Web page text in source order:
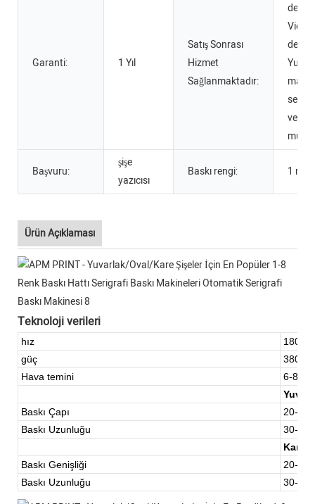
Garanti: 1 Yıl
Satış Sonrası
Hizmet
Sağlanmaktadır:
servis
Başvuru:
şişe
yazıcısı
Baskı rengi: 1 renk
Ürün Açıklaması
Teknoloji verileri
hız
1800-
güç
380V,
Hava temini
6-8Bar
Baskı Çapı
20-
Baskı Uzunluğu
30-
Kare/
Baskı Genişliği
20-
Baskı Uzunluğu
30-